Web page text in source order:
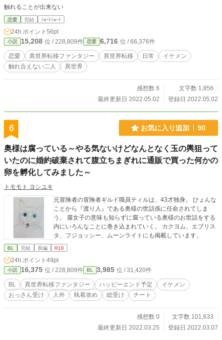
触れることが出来ない
恋愛 完結 ｼｮｰﾄｼｮｰﾄ
24h.ポイント 56pt
小説 15,208 位 / 228,809件 恋愛 6,716 位 / 66,376件
恋愛 異世界転移ファンタジー 異世界転移 日常
イケメン
触れ合えない二人
異世界
感想数 6
文字数 1,856
最終更新日 2022.05.02
登録日 2022.05.02
6 お気に入り追加 90
奥様は腐っている～やる気ないけどなんとなく玉の輿狙って
いたのに婚約破棄されて腹立ちまぎれに通販で買った何かの
卵を孵化してみました～
トモモト ヨシユキ
元冒険者の冒険者ギルド職員ティルは、43才独身。 ひょんな
ことから『渡り人』である奥様の世話係に任命されてしま
う。 腐女子の意味も知らずに腐っている奥様のお世話をする
内にいろんなことに巻き込まれていく。 カクヨム、エブリス
タ、フジョッシー、ムーンライトにも掲載しています。
BL 完結 長編 R18
24h.ポイント 49pt
小説 16,375 位 / 228,809件 BL 3,985 位 / 31,420件
BL 異世界転移ファンタジー ハッピーエンド予定
イケメン
おっさん受け
人外 執着攻め 総受け チート
感想数 0
文字数 101,633
最終更新日 2022.03.25
登録日 2022.03.07